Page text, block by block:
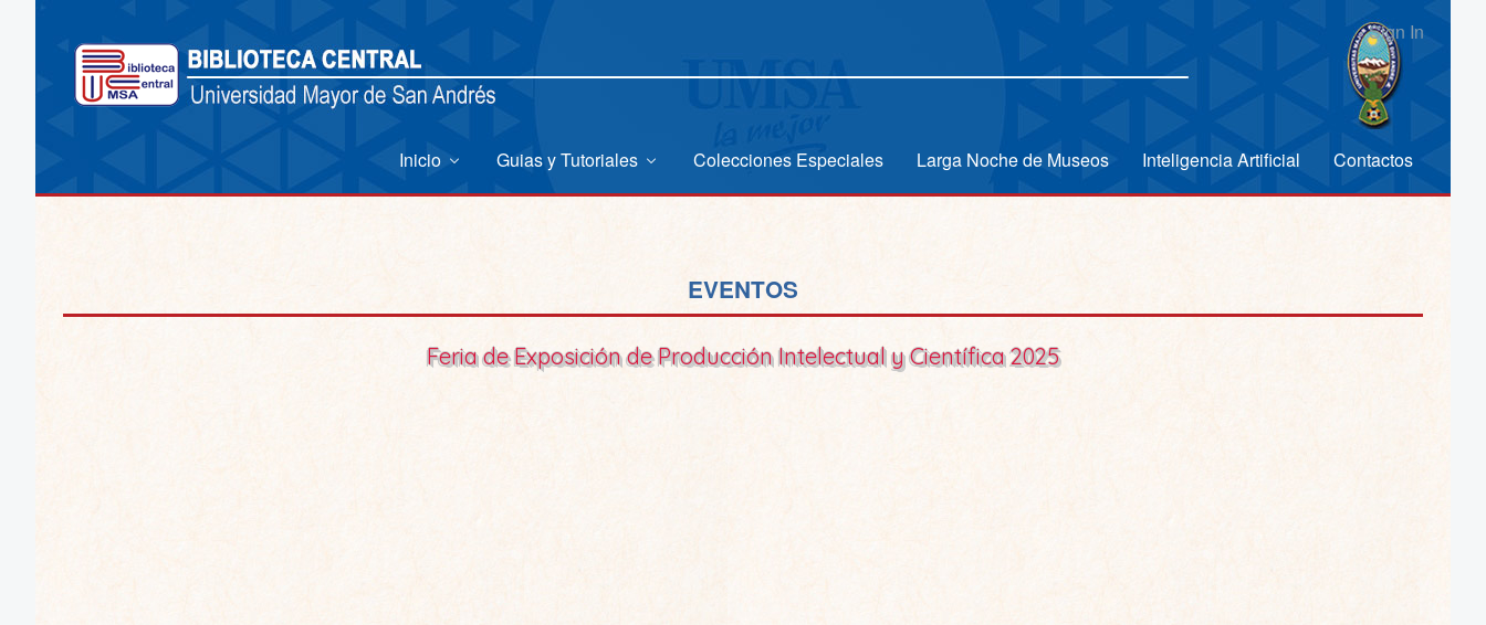
Sign In
Inicio Guias y Tutoriales Colecciones Especiales Larga Noche de Museos Inteligencia Artificial Contactos
EVENTOS
Feria de Exposición de Producción Intelectual y Científica 2025